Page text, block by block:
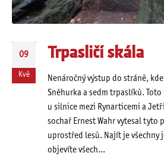
09
Kvě
Trpasličí skála
Nenáročný výstup do stráně,
Sněhurka a sedm trpaslíků.
u silnice mezi Rynarticemi a
sochař Ernest Wahr vytesal tyto
uprostřed lesů. Najít je všechny
objevíte všech...